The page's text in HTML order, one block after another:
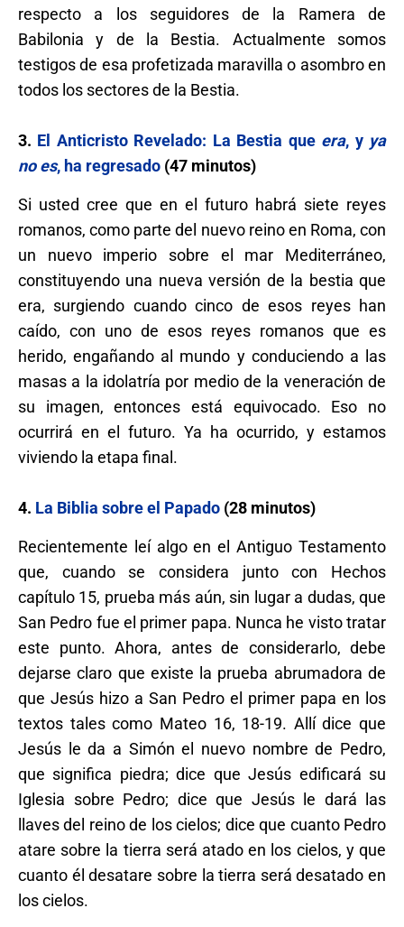
respecto a los seguidores de la Ramera de
Babilonia y de la Bestia. Actualmente somos
testigos de esa profetizada maravilla o asombro en
todos los sectores de la Bestia.
3. El Anticristo Revelado: La Bestia que era, y ya
no es, ha regresado (47 minutos)
Si usted cree que en el futuro habrá siete reyes
romanos, como parte del nuevo reino en Roma, con
un nuevo imperio sobre el mar Mediterráneo,
constituyendo una nueva versión de la bestia que
era, surgiendo cuando cinco de esos reyes han
caído, con uno de esos reyes romanos que es
herido, engañando al mundo y conduciendo a las
masas a la idolatría por medio de la veneración de
su imagen, entonces está equivocado. Eso no
ocurrirá en el futuro. Ya ha ocurrido, y estamos
viviendo la etapa final.
4. La Biblia sobre el Papado (28 minutos)
Recientemente leí algo en el Antiguo Testamento
que, cuando se considera junto con Hechos
capítulo 15, prueba más aún, sin lugar a dudas, que
San Pedro fue el primer papa. Nunca he visto tratar
este punto. Ahora, antes de considerarlo, debe
dejarse claro que existe la prueba abrumadora de
que Jesús hizo a San Pedro el primer papa en los
textos tales como Mateo 16, 18-19. Allí dice que
Jesús le da a Simón el nuevo nombre de Pedro,
que significa piedra; dice que Jesús edificará su
Iglesia sobre Pedro; dice que Jesús le dará las
llaves del reino de los cielos; dice que cuanto Pedro
atare sobre la tierra será atado en los cielos, y que
cuanto él desatare sobre la tierra será desatado en
los cielos.